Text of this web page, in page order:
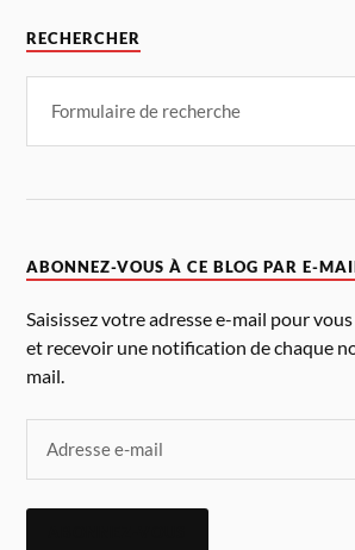
RECHERCHER
ABONNEZ-VOUS À CE BLOG PAR E-
Saisissez votre adresse e-mail pour
et recevoir une notification de chaque
mail.